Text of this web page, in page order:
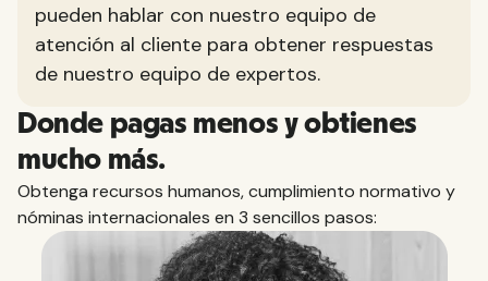
pueden hablar con nuestro equipo de
atención al cliente para obtener respuestas
de nuestro equipo de expertos.
Donde pagas menos y obtienes
mucho más.
Obtenga recursos humanos, cumplimiento normativo y
nóminas internacionales en 3 sencillos pasos: